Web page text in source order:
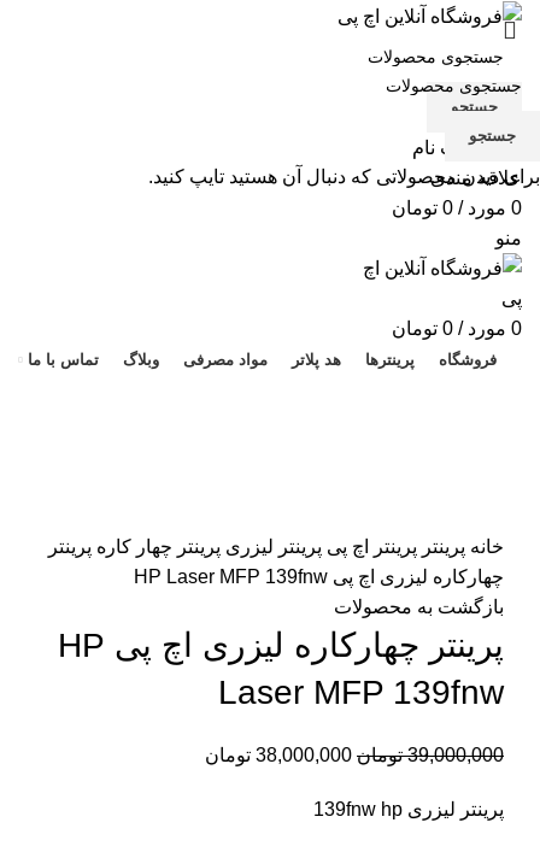
جستجو
ورود / ثبت نام
علاقه مندی
0 مورد /
0 تومان
منو
0 مورد /
0 تومان
فروشگاه پرینترها هد پلاتر مواد مصرفی وبلاگ تماس با ما
خانه پرینتر پرینتر اچ پی پرینتر لیزری پرینتر چهار کاره پرینتر
چهارکاره لیزری اچ پی HP Laser MFP 139fnw
بازگشت به محصولات
پرینتر چهارکاره لیزری اچ پی HP
Laser MFP 139fnw
39,000,000 تومان 38,000,000 تومان
پرینتر لیزری 139fnw hp
جستجو
برای دیدن محصولاتی که دنبال آن هستید تایپ کنید.